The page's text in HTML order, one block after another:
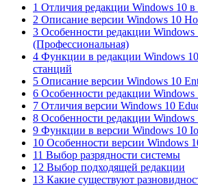
1 Отличия редакции Windows 10
2 Описание версии Windows 10
3 Особенности редакции Windows
(Профессиональная)
4 Функции в редакции Windows
станций
5 Описание версии Windows 10
6 Особенности редакции Windows
7 Отличия версии Windows 10
8 Особенности редакции Windows
9 Функции в версии Windows 10
10 Особенности версии Windows
11 Выбор разрядности системы
12 Выбор подходящей редакции
13 Какие существуют